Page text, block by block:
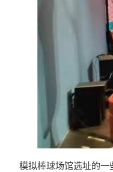
模拟棒球场馆选址的一